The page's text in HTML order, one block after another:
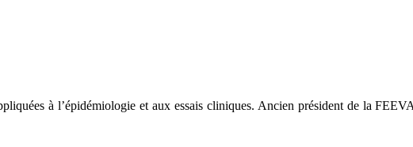
à l’épidémiologie et aux essais cliniques. Ancien président de la